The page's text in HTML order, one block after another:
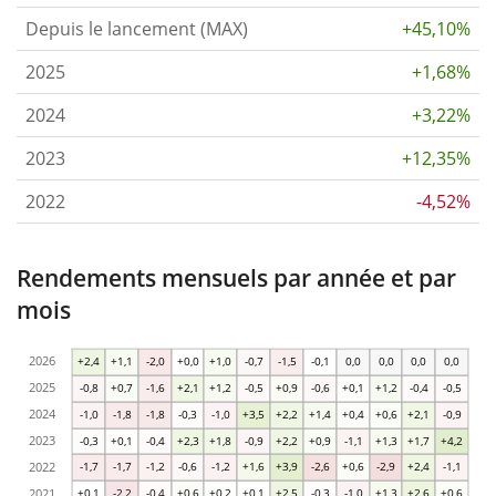
Depuis le lancement (MAX)
+45,10%
2025
+1,68%
2024
+3,22%
2023
+12,35%
2022
-4,52%
Rendements mensuels par année et par
mois
+0,1 -2,2 -0,4 +0,6 +0,2 +0,1 +2,5 -0,3 -1,0 +1,3 +2,6 +0,6
-1,7 -1,7 -1,2 -0,6 -1,2 +1,6 +3,9 -2,6 +0,6 -2,9 +2,4 -1,1
-0,3 +0,1 -0,4 +2,3 +1,8 -0,9 +2,2 +0,9 -1,1 +1,3 +1,7 +4,2
-1,0 -1,8 -1,8 -0,3 -1,0 +3,5 +2,2 +1,4 +0,4 +0,6 +2,1 -0,9
-0,8 +0,7 -1,6 +2,1 +1,2 -0,5 +0,9 -0,6 +0,1 +1,2 -0,4 -0,5
+2,4 +1,1 -2,0 +0,0 +1,0 -0,7 -1,5 -0,1 0,0 0,0 0,0 0,0
2022
2023
2024
2025
2026